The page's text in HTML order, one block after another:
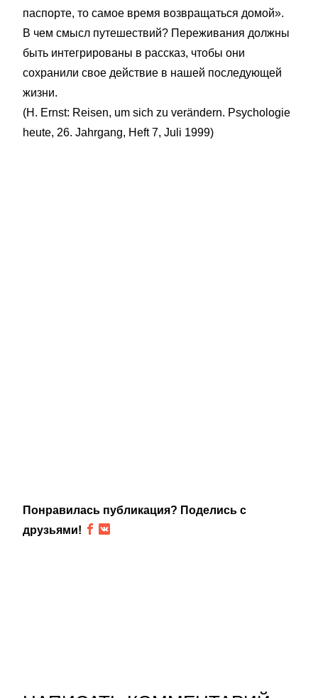
паспорте, то самое время возвращаться домой».
В чем смысл путешествий? Переживания должны
быть интегрированы в рассказ, чтобы они
сохранили свое действие в нашей последующей
жизни.
(H. Ernst: Reisen, um sich zu verändern. Psychologie
heute, 26. Jahrgang, Heft 7, Juli 1999)
Понравилась публикация? Поделись с
друзьями!